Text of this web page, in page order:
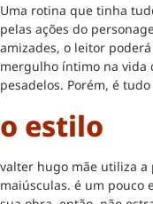
Uma rotina que tinha
pelas ações do
amizades, o leitor
mergulho íntimo na vida
pesadelos. Porém, é
o estilo
valter hugo mãe utiliza a
maiúsculas. é um pouco